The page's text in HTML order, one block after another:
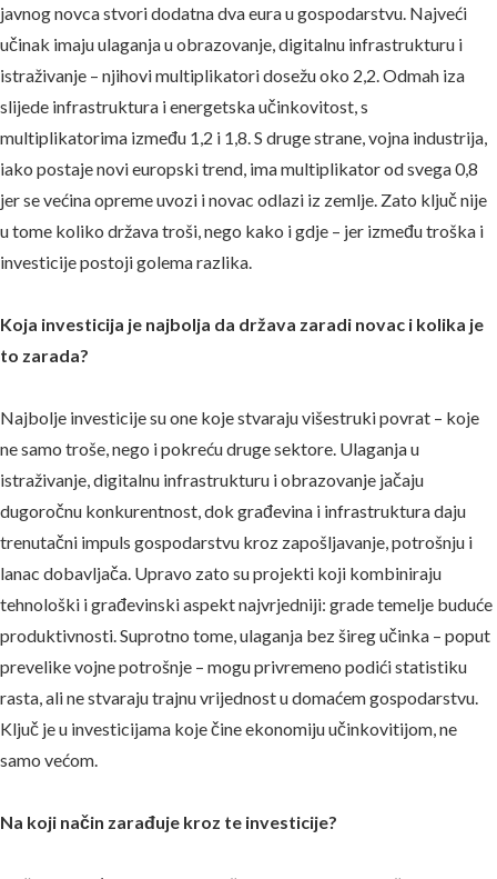
javnog novca stvori dodatna dva eura u gospodarstvu. Najveći
učinak imaju ulaganja u obrazovanje, digitalnu infrastrukturu i
istraživanje – njihovi multiplikatori dosežu oko 2,2. Odmah iza
slijede infrastruktura i energetska učinkovitost, s
multiplikatorima između 1,2 i 1,8. S druge strane, vojna industrija,
iako postaje novi europski trend, ima multiplikator od svega 0,8
jer se većina opreme uvozi i novac odlazi iz zemlje. Zato ključ nije
u tome koliko država troši, nego kako i gdje – jer između troška i
investicije postoji golema razlika.
Koja investicija je najbolja da država zaradi novac i kolika je
to zarada?
Najbolje investicije su one koje stvaraju višestruki povrat – koje
ne samo troše, nego i pokreću druge sektore. Ulaganja u
istraživanje, digitalnu infrastrukturu i obrazovanje jačaju
dugoročnu konkurentnost, dok građevina i infrastruktura daju
trenutačni impuls gospodarstvu kroz zapošljavanje, potrošnju i
lanac dobavljača. Upravo zato su projekti koji kombiniraju
tehnološki i građevinski aspekt najvrjedniji: grade temelje buduće
produktivnosti. Suprotno tome, ulaganja bez šireg učinka – poput
prevelike vojne potrošnje – mogu privremeno podići statistiku
rasta, ali ne stvaraju trajnu vrijednost u domaćem gospodarstvu.
Ključ je u investicijama koje čine ekonomiju učinkovitijom, ne
samo većom.
Na koji način zarađuje kroz te investicije?